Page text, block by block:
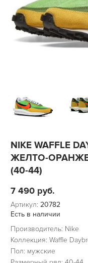
NIKE WAFFLE
ЖЕЛТО-
(40-44)
7 490 руб.
Артикул: 20782
Есть в наличии
Производитель: Nike
Коллекция: Waffle
Пол: мужские